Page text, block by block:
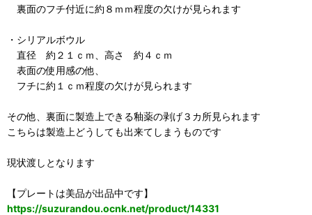
裏面のフチ付近に約８ｍｍ程度の欠けが見られます
・シリアルボウル
直径 約２１ｃｍ、高さ 約４ｃｍ
表面の使用感の他、
フチに約１ｃｍ程度の欠けが見られます
その他、裏面に製造上できる釉薬の剥げ３カ所見られます
こちらは製造上どうしても出来てしまうものです
現状渡しとなります
【プレートは美品が出品中です】
https://suzurandou.ocnk.net/product/14331